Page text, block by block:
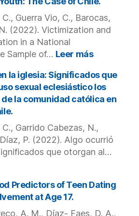
estudio
Inventory
Short
Guerra Vio, C., Barocas,
(2022). Victimization and
in a National
Sample of… Leer más:
and
Poly-
in
National
Sample
and
Youth:
Case
la iglesia: Significados que
sexual eclesiástico los
la comunidad católica en
Garrido Cabezas, N.,
P. (2022). Algo ocurrió
que otorgan al…
Predictors of Teen Dating
at Age 17.
A. M., Díaz- Faes, D. A.,